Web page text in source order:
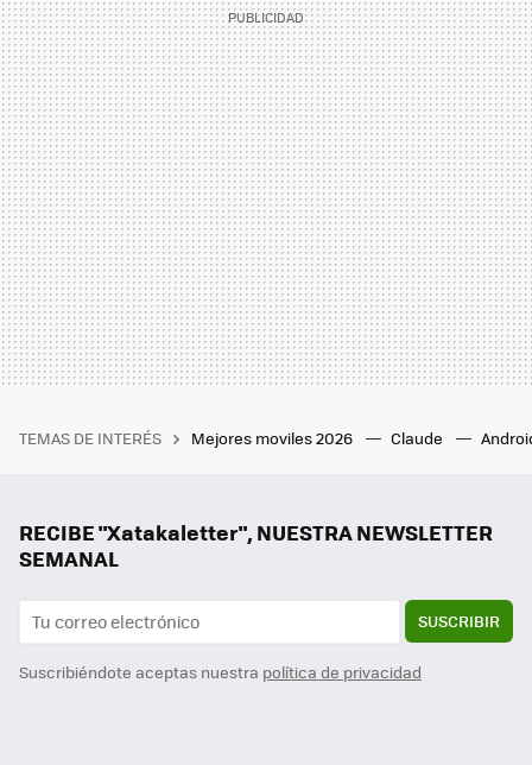
TEMAS DE INTERÉS Mejores moviles 2026 Claude
RECIBE "Xatakaletter", NUESTRA NEWSLETTER
SEMANAL
SUSCRIBIR
Suscribiéndote aceptas nuestra política de privacidad